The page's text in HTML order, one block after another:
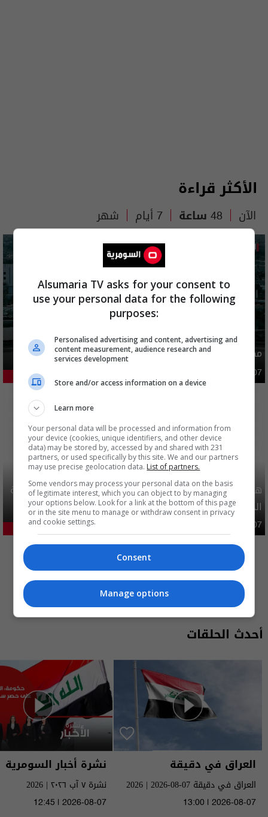
الأكثر قراءة
الآن 48 ساعة 7 أيام شهر
مصدر يوضح ما حصل في بغداد ليلة امس وفجر اليوم
أمن 03:02 | 2026-08-07
هيئة الحج تصدر قرارا يخص "لم الشمل" وتعديل استمارة قرعة
الحج
محليات 06:40 | 2026-08-07
المزيد
أحدث الحلقات
العراق في دقيقة
العراق في دقيقة 07-08-2026 | 2026
13:00 | 2026-08-07
نشرة أخبار السومرية
نشرة ٧ آب ٢٠٢٦ | 2026
12:45 | 2026-08-07
Alsumaria TV asks for your consent to
use your personal data for the following
purposes:
Personalised advertising and content, advertising and
content measurement, audience research and
services development
Store and/or access information on a device
Learn more
Your personal data will be processed and information from
your device (cookies, unique identifiers, and other device
data) may be stored by, accessed by and shared with 231
partners, or used specifically by this site. We and our partners
may use precise geolocation data. List of partners.
Some vendors may process your personal data on the basis
of legitimate interest, which you can object to by managing
your options below. Look for a link at the bottom of this page
or in the site menu to manage or withdraw consent in privacy
and cookie settings.
Consent
Manage options